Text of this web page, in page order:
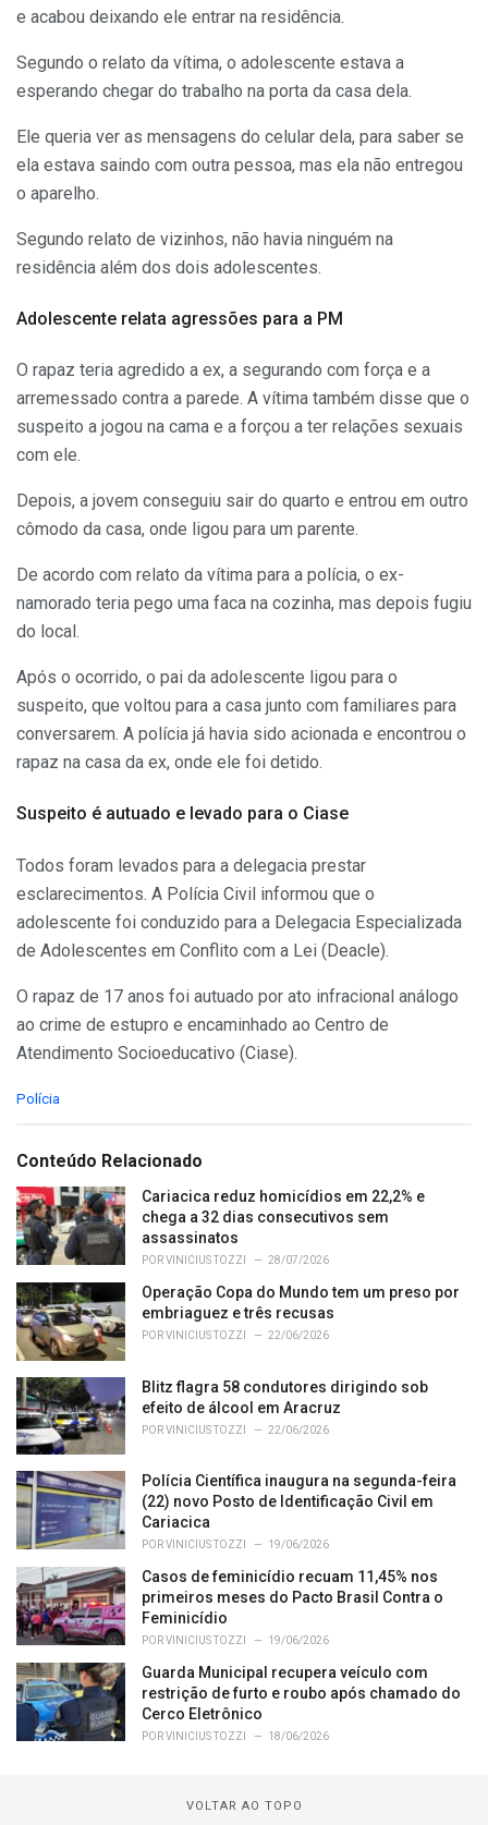
e acabou deixando ele entrar na residência.
Segundo o relato da vítima, o adolescente estava a
esperando chegar do trabalho na porta da casa dela.
Ele queria ver as mensagens do celular dela, para saber se
ela estava saindo com outra pessoa, mas ela não entregou
o aparelho.
Segundo relato de vizinhos, não havia ninguém na
residência além dos dois adolescentes.
Adolescente relata agressões para a PM
O rapaz teria agredido a ex, a segurando com força e a
arremessado contra a parede. A vítima também disse que o
suspeito a jogou na cama e a forçou a ter relações sexuais
com ele.
Depois, a jovem conseguiu sair do quarto e entrou em outro
cômodo da casa, onde ligou para um parente.
De acordo com relato da vítima para a polícia, o ex-
namorado teria pego uma faca na cozinha, mas depois fugiu
do local.
Após o ocorrido, o pai da adolescente ligou para o
suspeito, que voltou para a casa junto com familiares para
conversarem. A polícia já havia sido acionada e encontrou o
rapaz na casa da ex, onde ele foi detido.
Suspeito é autuado e levado para o Ciase
Todos foram levados para a delegacia prestar
esclarecimentos. A Polícia Civil informou que o
adolescente foi conduzido para a Delegacia Especializada
de Adolescentes em Conflito com a Lei (Deacle).
O rapaz de 17 anos foi autuado por ato infracional análogo
ao crime de estupro e encaminhado ao Centro de
Atendimento Socioeducativo (Ciase).
C
e
o
r
i
e
:
Polícia
Conteúdo Relacionado
Cariacica reduz homicídios em 22,2% e
chega a 32 dias consecutivos sem
assassinatos
PORVINICIUS TOZZI 28/07/2026
Operação Copa do Mundo tem um preso por
embriaguez e três recusas
PORVINICIUS TOZZI 22/06/2026
Blitz flagra 58 condutores dirigindo sob
efeito de álcool em Aracruz
PORVINICIUS TOZZI 22/06/2026
Polícia Científica inaugura na segunda-feira
(22) novo Posto de Identificação Civil em
Cariacica
PORVINICIUS TOZZI 19/06/2026
Casos de feminicídio recuam 11,45% nos
primeiros meses do Pacto Brasil Contra o
Feminicídio
PORVINICIUS TOZZI 19/06/2026
Guarda Municipal recupera veículo com
restrição de furto e roubo após chamado do
Cerco Eletrônico
PORVINICIUS TOZZI 18/06/2026
VOLTAR AO TOPO